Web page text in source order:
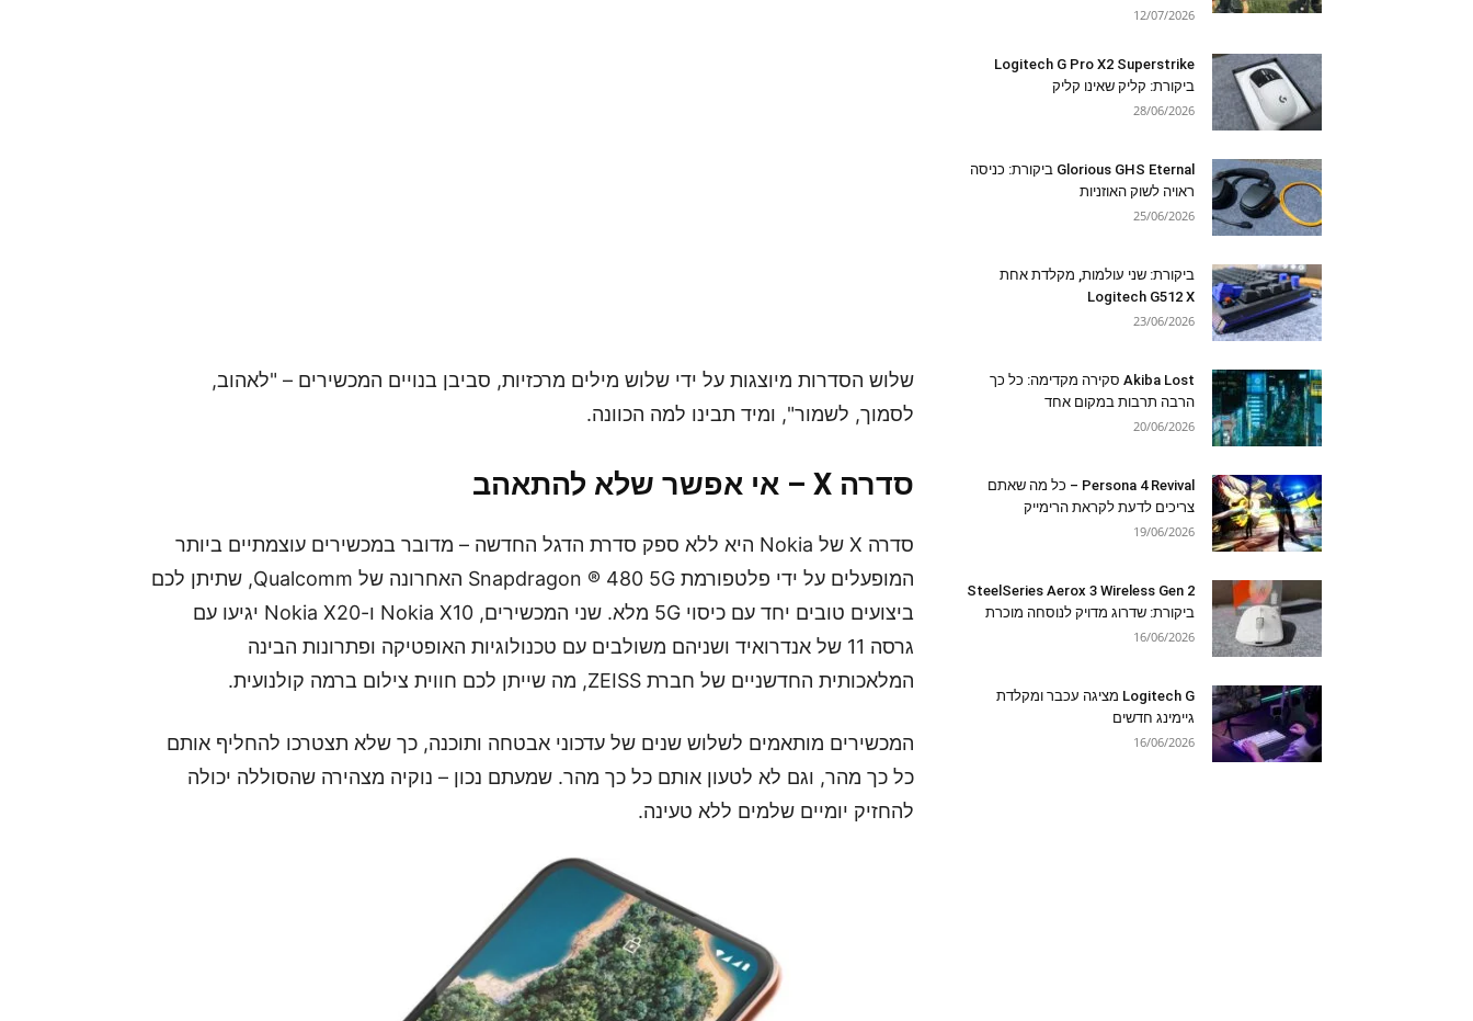
שלוש הסדרות מיוצגות על ידי שלוש מילים מרכזיות, סביבן בנויים המכשירים – "לאהוב,
לסמוך, לשמור", ומיד תבינו למה הכוונה.
סדרה X – אי אפשר שלא להתאהב
סדרה X של Nokia היא ללא ספק סדרת הדגל החדשה – מדובר במכשירים עוצמתיים ביותר
המופעלים על ידי פלטפורמת Snapdragon ® 480 5G האחרונה של Qualcomm, שתיתן לכם
ביצועים טובים יחד עם כיסוי 5G מלא. שני המכשירים, Nokia X10 ו-Nokia X20 יגיעו עם
גרסה 11 של אנדרואיד ושניהם משולבים עם טכנולוגיות האופטיקה ופתרונות הבינה
המלאכותית החדשניים של חברת ZEISS, מה שייתן לכם חווית צילום ברמה קולנועית.
המכשירים מותאמים לשלוש שנים של עדכוני אבטחה ותוכנה, כך שלא תצטרכו להחליף אותם
כל כך מהר, וגם לא לטעון אותם כל כך מהר. שמעתם נכון – נוקיה מצהירה שהסוללה יכולה
להחזיק יומיים שלמים ללא טעינה.
12/07/2026
Logitech G Pro X2 Superstrike
ביקורת: קליק שאינו קליק
28/06/2026
Glorious GHS Eternal ביקורת: כניסה
ראויה לשוק האוזניות
25/06/2026
ביקורת: שני עולמות, מקלדת אחת
Logitech G512 X
23/06/2026
Akiba Lost סקירה מקדימה: כל כך
הרבה תרבות במקום אחד
20/06/2026
Persona 4 Revival – כל מה שאתם
צריכים לדעת לקראת הרימייק
19/06/2026
SteelSeries Aerox 3 Wireless Gen 2
ביקורת: שדרוג מדויק לנוסחה מוכרת
16/06/2026
Logitech G מציגה עכבר ומקלדת
גיימינג חדשים
16/06/2026